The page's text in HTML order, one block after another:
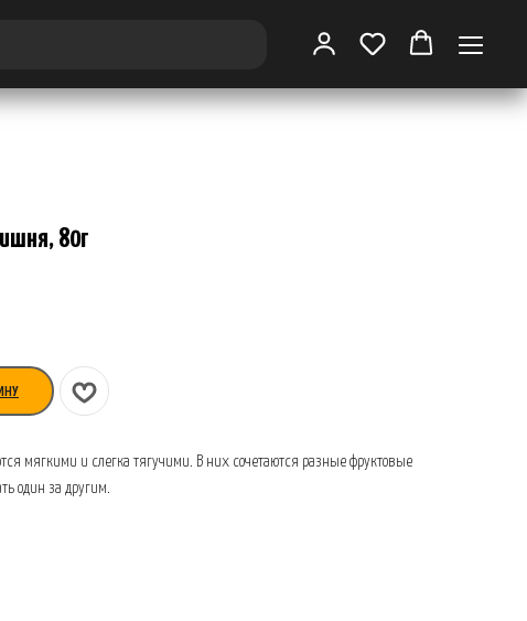
80г
мягкими и слегка тягучими. В них сочетаются разные фруктовые
один за другим.